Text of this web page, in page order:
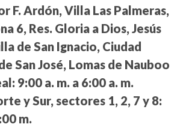
F. Ardón, Villa Las Palmeras,
6, Res. Gloria a Dios, Jesús
de San Ignacio, Ciudad
San José, Lomas de Nauboo
9:00 a. m. a 6:00 a. m.
y Sur, sectores 1, 2, 7 y 8:
m.